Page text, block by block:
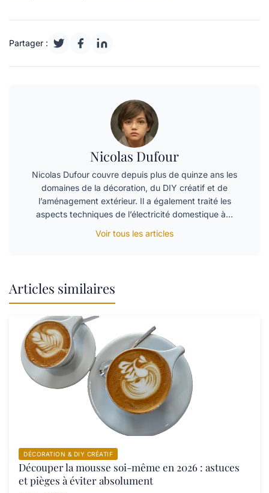
Partager :
Nicolas Dufour
Nicolas Dufour couvre depuis plus de quinze ans les
domaines de la décoration, du DIY créatif et de
l’aménagement extérieur. Il a également traité les
aspects techniques de l’électricité domestique à…
Voir tous les articles
Articles similaires
DÉCORATION & DIY CRÉATIF
Découper la mousse soi-même en 2026 : astuces
et pièges à éviter absolument